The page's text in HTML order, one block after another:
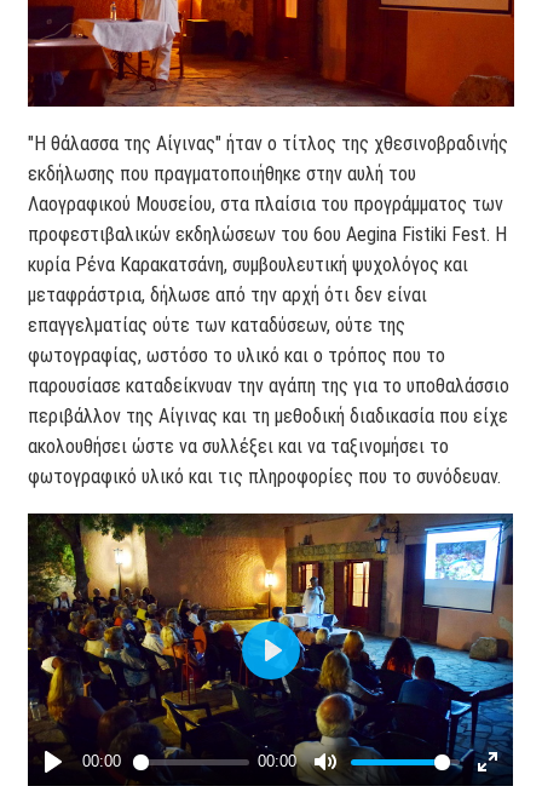
"Η θάλασσα της Αίγινας" ήταν ο τίτλος της χθεσινοβραδινής
εκδήλωσης που πραγματοποιήθηκε στην αυλή του
Λαογραφικού Μουσείου, στα πλαίσια του προγράμματος των
προφεστιβαλικών εκδηλώσεων του 6ου Aegina Fistiki Fest. Η
κυρία Ρένα Καρακατσάνη, συμβουλευτική ψυχολόγος και
μεταφράστρια, δήλωσε από την αρχή ότι δεν είναι
επαγγελματίας ούτε των καταδύσεων, ούτε της
φωτογραφίας, ωστόσο το υλικό και ο τρόπος που το
παρουσίασε καταδείκνυαν την αγάπη της για το υποθαλάσσιο
περιβάλλον της Αίγινας και τη μεθοδική διαδικασία που είχε
ακολουθήσει ώστε να συλλέξει και να ταξινομήσει το
φωτογραφικό υλικό και τις πληροφορίες που το συνόδευαν.